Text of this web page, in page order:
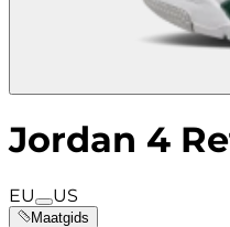
Jordan 4
EU US
Maatgids